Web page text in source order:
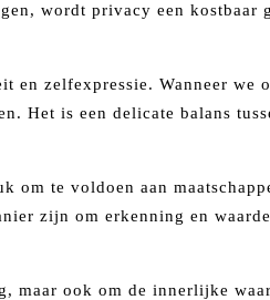
wordt privacy een
zelfexpressie. Wanneer
Het is een delicate balans
om te voldoen aan
zijn om erkenning en
ook om de innerlijke